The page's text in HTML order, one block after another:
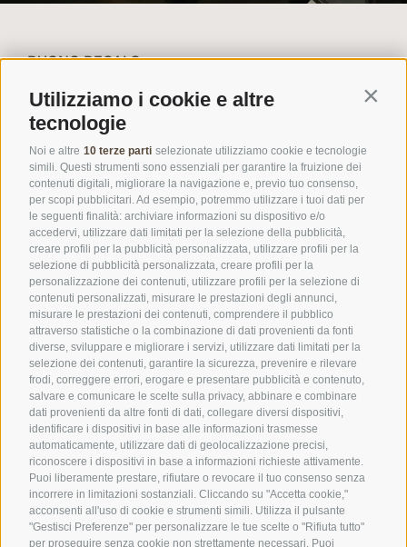
Utilizziamo i cookie e altre
tecnologie
Noi e altre 10 terze parti selezionate utilizziamo cookie e tecnologie
simili. Questi strumenti sono essenziali per garantire la fruizione dei
contenuti digitali, migliorare la navigazione e, previo tuo consenso,
per scopi pubblicitari. Ad esempio, potremmo utilizzare i tuoi dati per
le seguenti finalità: archiviare informazioni su dispositivo e/o
accedervi, utilizzare dati limitati per la selezione della pubblicità,
creare profili per la pubblicità personalizzata, utilizzare profili per la
selezione di pubblicità personalizzata, creare profili per la
personalizzazione dei contenuti, utilizzare profili per la selezione di
contenuti personalizzati, misurare le prestazioni degli annunci,
misurare le prestazioni dei contenuti, comprendere il pubblico
attraverso statistiche o la combinazione di dati provenienti da fonti
diverse, sviluppare e migliorare i servizi, utilizzare dati limitati per la
selezione dei contenuti, garantire la sicurezza, prevenire e rilevare
frodi, correggere errori, erogare e presentare pubblicità e contenuto,
salvare e comunicare le scelte sulla privacy, abbinare e combinare
dati provenienti da altre fonti di dati, collegare diversi dispositivi,
identificare i dispositivi in base alle informazioni trasmesse
automaticamente, utilizzare dati di geolocalizzazione precisi,
riconoscere i dispositivi in base a informazioni richieste attivamente.
Puoi liberamente prestare, rifiutare o revocare il tuo consenso senza
incorrere in limitazioni sostanziali. Cliccando su "Accetta cookie,"
acconsenti all'uso di cookie e strumenti simili. Utilizza il pulsante
"Gestisci Preferenze" per personalizzare le tue scelte o "Rifiuta tutto"
per proseguire senza cookie non strettamente necessari. Puoi
BUONO REGALO
FAQ
SPORTHOTEL FLORALPINA
Via Saltria 50
39040 Castelrotto (BZ)
Trentino Alto Adige
Tel.:+39 0471 727907
info@floralpina.com
CREDITS /MAPPA DEL SITO/COOKIE POLICY
PRIVACY/ Preferenze Cookies